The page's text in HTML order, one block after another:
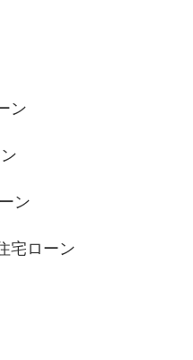
ン
ン
宅ローン